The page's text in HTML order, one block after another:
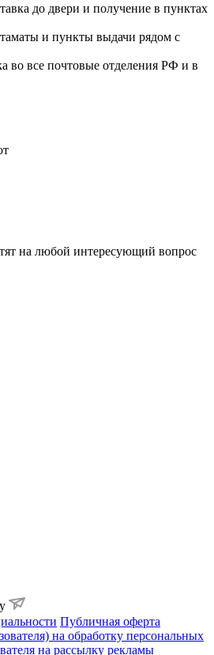
до двери и получение в пунктах
и пункты выдачи рядом с
во все почтовые отделения РФ и в
на любой интересующий вопрос
Публичная оферта
на обработку персональных
на рассылку рекламы